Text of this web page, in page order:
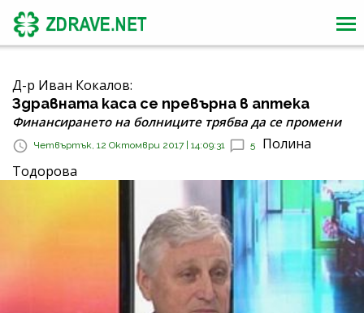
Д-р Иван Кокалов:
Здравната каса се превърна в аптека
Финансирането на болниците трябва да се промени
Четвъртък, 12 Октомври 2017 | 14:09:31 5
Полина
Тодорова